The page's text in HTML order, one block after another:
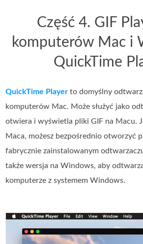
Część 4. GIF
komputerów Mac i
QuickTime
QuickTime Player to domyślny
komputerów Mac. Może służyć jako
otwiera i wyświetla pliki GIF na Macu.
Maca, możesz bezpośrednio otworzyć
fabrycznie zainstalowanym
także wersja na Windows, aby
komputerze z systemem Windows.